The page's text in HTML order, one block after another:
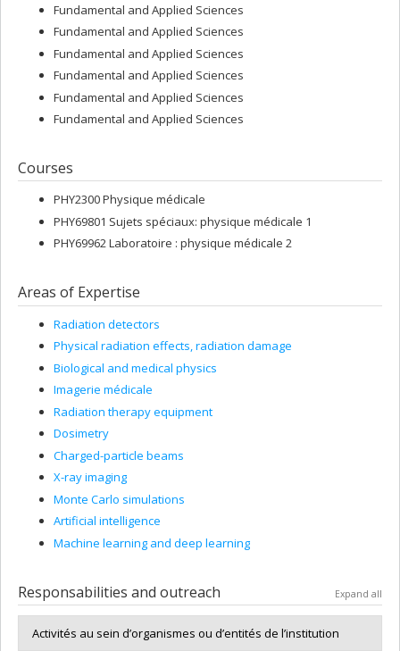
Fundamental and Applied Sciences
Fundamental and Applied Sciences
Fundamental and Applied Sciences
Fundamental and Applied Sciences
Fundamental and Applied Sciences
Fundamental and Applied Sciences
Courses
PHY2300 Physique médicale
PHY69801 Sujets spéciaux: physique médicale 1
PHY69962 Laboratoire : physique médicale 2
Areas of Expertise
Radiation detectors
Physical radiation effects, radiation damage
Biological and medical physics
Imagerie médicale
Radiation therapy equipment
Dosimetry
Charged-particle beams
X-ray imaging
Monte Carlo simulations
Artificial intelligence
Machine learning and deep learning
Responsabilities and outreach Expand all
Activités au sein d’organismes ou d’entités de l’institution